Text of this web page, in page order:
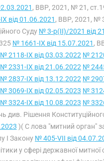
, ВВР, 2021, № 21,
від 01.06.2021 , ВВР, 2021, №
Суду № 3-р(II)/2021 від
№ 1661-IX від 15.07.2021 ,
№ 2118-IX від 03.03.2022 №
№ 2331-IX від 21.06.2022 №
№ 2837-IX від 13.12.2022 №
№ 3069-IX від 02.05.2023 №
№ 3324-IX від 10.08.2023 №
див. Рішення
)( С лова "митний орган"
I Закону № 405-VII від
у сфері державної